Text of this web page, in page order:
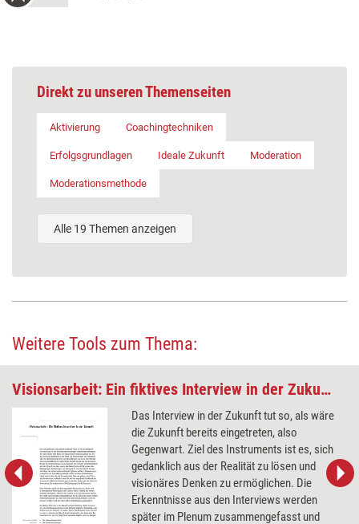
Direkt zu unseren Themenseiten
Aktivierung Coachingtechniken
Erfolgsgrundlagen Ideale Zukunft Moderation
Moderationsmethode
Alle 19 Themen anzeigen
Weitere Tools zum Thema:
Visionsarbeit: Ein fiktives Interview in der Zukunft
Das Interview in der Zukunft tut so, als wäre
die Zukunft bereits eingetreten, also
Gegenwart. Ziel des Instruments ist es, sich
gedanklich aus der Realität zu lösen und
visionäres Denken zu ermöglichen. Die
Erkenntnisse aus den Interviews werden
später im Plenum zusammengefasst und